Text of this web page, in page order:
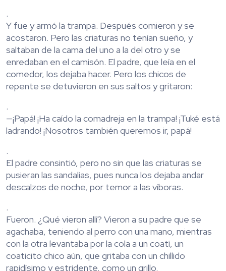
.
Y fue y armó la trampa. Después comieron y se
acostaron. Pero las criaturas no tenían sueño, y
saltaban de la cama del uno a la del otro y se
enredaban en el camisón. El padre, que leía en el
comedor, los dejaba hacer. Pero los chicos de
repente se detuvieron en sus saltos y gritaron:
.
—¡Papá! ¡Ha caído la comadreja en la trampa! ¡Tuké está
ladrando! ¡Nosotros también queremos ir, papá!
.
El padre consintió, pero no sin que las criaturas se
pusieran las sandalias, pues nunca los dejaba andar
descalzos de noche, por temor a las víboras.
.
Fueron. ¿Qué vieron allí? Vieron a su padre que se
agachaba, teniendo al perro con una mano, mientras
con la otra levantaba por la cola a un coatí, un
coaticito chico aún, que gritaba con un chillido
rapidísimo y estridente, como un grillo.